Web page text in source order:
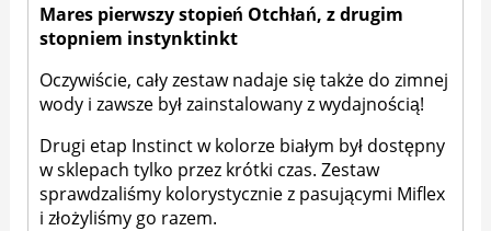
Mares pierwszy stopień Otchłań, z drugim
stopniem instynktinkt
Oczywiście, cały zestaw nadaje się także do zimnej
wody i zawsze był zainstalowany z wydajnością!
Drugi etap Instinct w kolorze białym był dostępny
w sklepach tylko przez krótki czas. Zestaw
sprawdzaliśmy kolorystycznie z pasującymi Miflex
i złożyliśmy go razem.